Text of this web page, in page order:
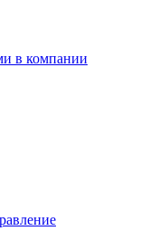
в компании